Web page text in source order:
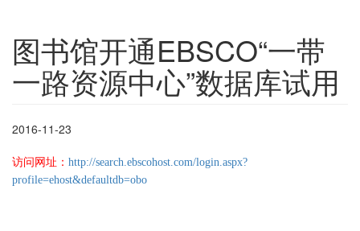
图书馆开通EBSCO“一带
一路资源中心”数据库试用
2016-11-23
访问网址： http://search.ebscohost.com/login.aspx?
profile=ehost&defaultdb=obo